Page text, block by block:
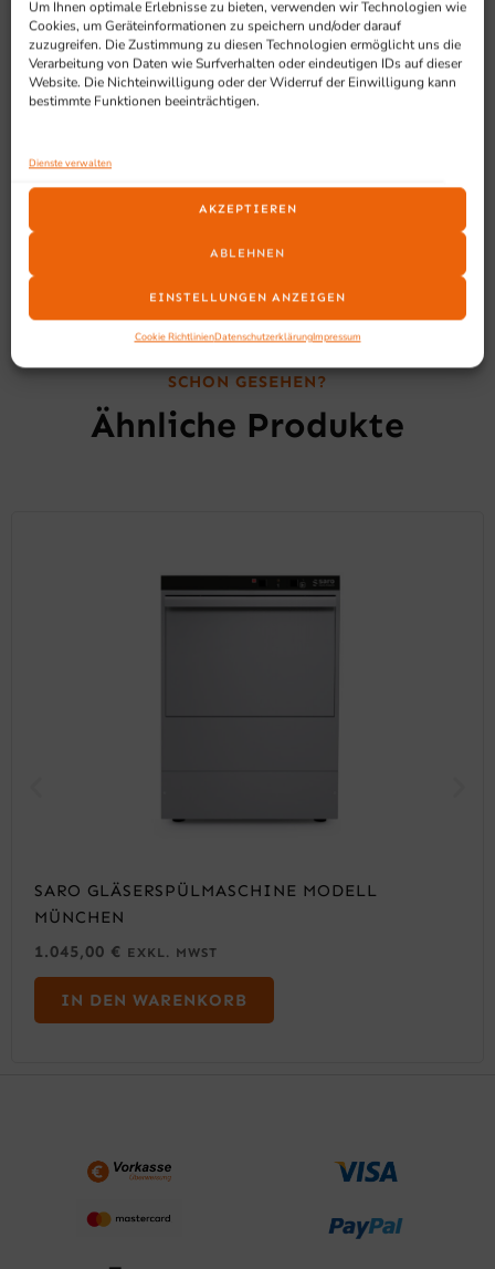
Um Ihnen optimale Erlebnisse zu bieten, verwenden wir Technologien wie
Cookies, um Geräteinformationen zu speichern und/oder darauf
zuzugreifen. Die Zustimmung zu diesen Technologien ermöglicht uns die
Verarbeitung von Daten wie Surfverhalten oder eindeutigen IDs auf dieser
Website. Die Nichteinwilligung oder der Widerruf der Einwilligung kann
bestimmte Funktionen beeinträchtigen.
Dienste verwalten
AKZEPTIEREN
ABLEHNEN
EINSTELLUNGEN ANZEIGEN
Cookie RichtlinienDatenschutzerklärungImpressum
Geeignet für
Geeignet für Dönerläden, Gyros-Betriebe und
Gewerbegerät mit Gasbetrieb und kompakter Stellfläche
suchen.
SCHON GESEHEN?
Ähnliche Produkte
SARO GLÄSERSPÜLMASCHINE MODELL
MÜNCHEN
1.045,00 € EXKL. MWST
IN DEN WARENKORB